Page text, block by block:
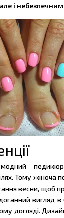
і небезпечним
модний
Тому жіноча
весни, щоб
вигляд в
догляді.